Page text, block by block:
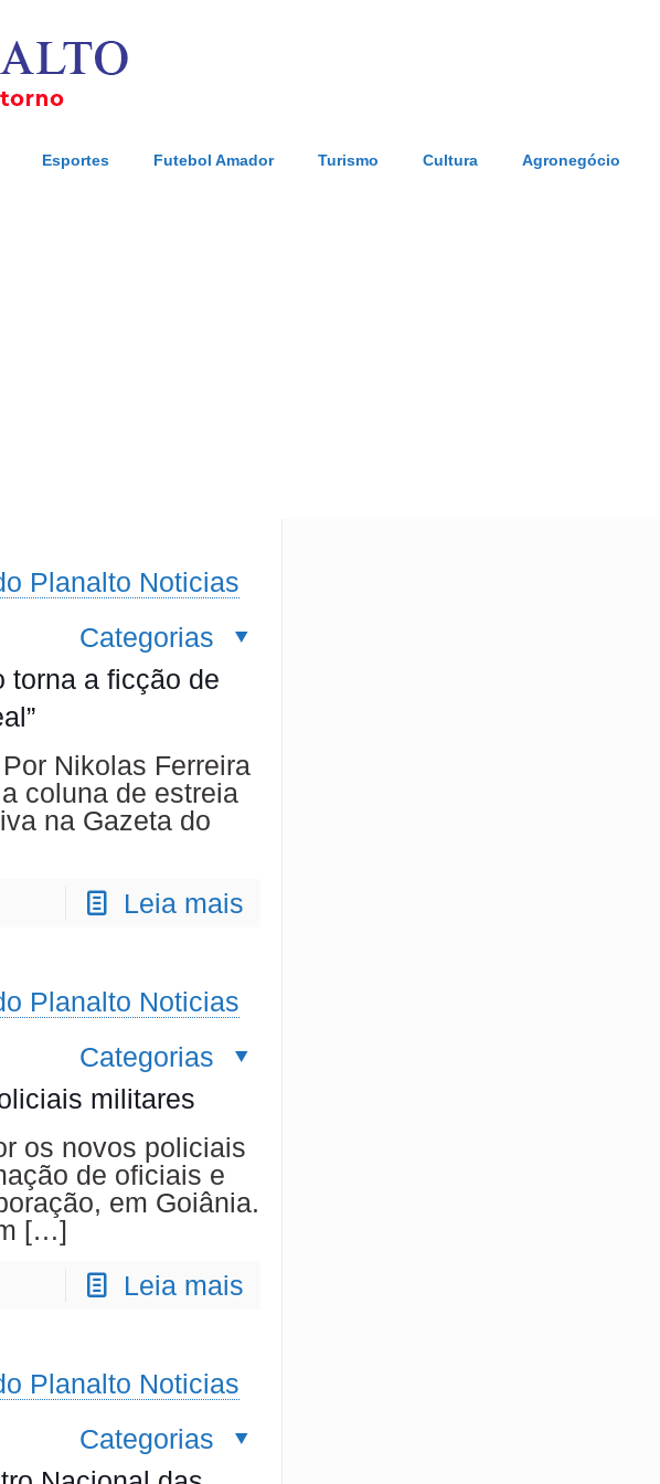
Esportes Futebol Amador Turismo Cultura
Agronegócio
Planalto Noticias
Categorias
torna a ficção de
Nikolas Ferreira
coluna de estreia
na Gazeta do
Leia mais
Planalto Noticias
Categorias
militares
os novos policiais
de oficiais e
em Goiânia.
[…]
Leia mais
Planalto Noticias
Categorias